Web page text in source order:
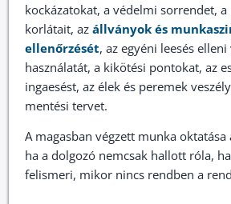
kockázatokat, a védelmi sorrendet,
korlátait, az állványok és
ellenőrzését, az egyéni leesés
használatát, a kikötési pontokat, az
ingaesést, az élek és peremek
mentési tervet.
A magasban végzett munka
ha a dolgozó nemcsak hallott róla,
felismeri, mikor nincs rendben a